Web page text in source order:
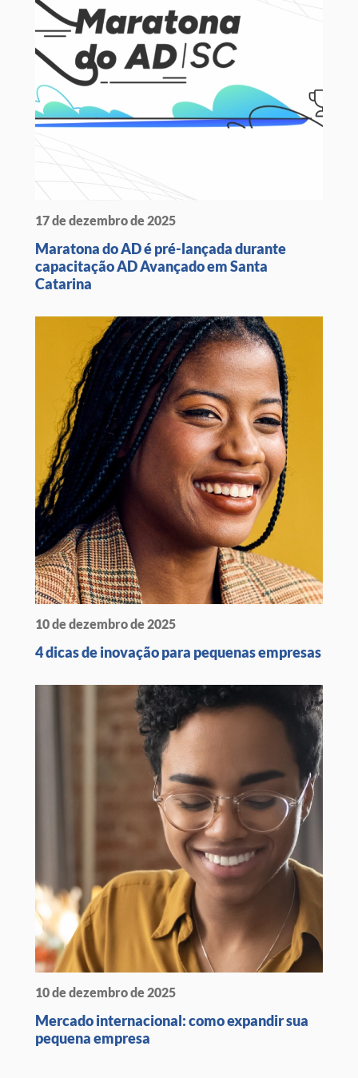
17 de dezembro de 2025
Maratona do AD é pré-lançada durante
capacitação AD Avançado em Santa
Catarina
10 de dezembro de 2025
4 dicas de inovação para pequenas empresas
10 de dezembro de 2025
Mercado internacional: como expandir sua
pequena empresa